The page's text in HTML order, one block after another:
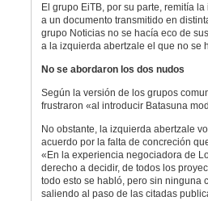
El grupo EiTB, por su parte, remitía
a un documento transmitido en
grupo Noticias no se hacía eco de
a la izquierda abertzale el que no se
No se abordaron los dos nudos
Según la versión de los grupos
frustraron «al introducir Batasuna
No obstante, la izquierda abertzale
acuerdo por la falta de concreción
«En la experiencia negociadora de
derecho a decidir, de todos los
todo esto se habló, pero sin ninguna
saliendo al paso de las citadas